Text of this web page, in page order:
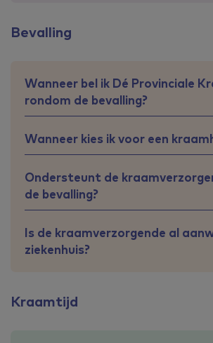
Bevalling
Wanneer bel ik Dé Provinciale
rondom de bevalling?
Wanneer kies ik voor een
Ondersteunt de
de bevalling?
Is de kraamverzorgende al
ziekenhuis?
Kraamtijd